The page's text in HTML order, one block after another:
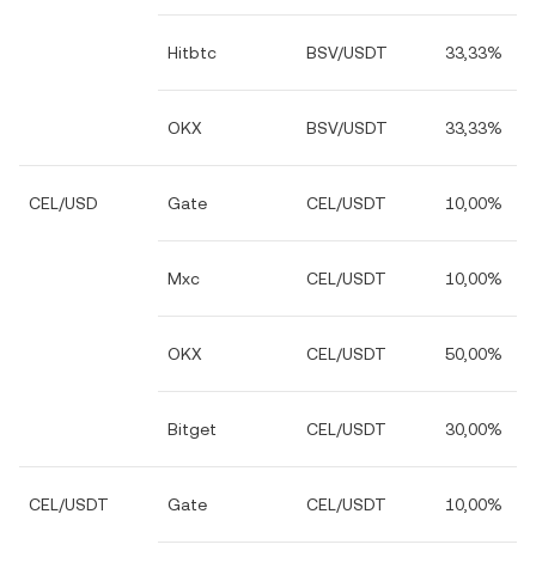
Hitbtc BSV/USDT 33,33%
OKX BSV/USDT 33,33%
CEL/USD Gate CEL/USDT 10,00%
Mxc CEL/USDT 10,00%
OKX CEL/USDT 50,00%
Bitget CEL/USDT 30,00%
CEL/USDT Gate CEL/USDT 10,00%